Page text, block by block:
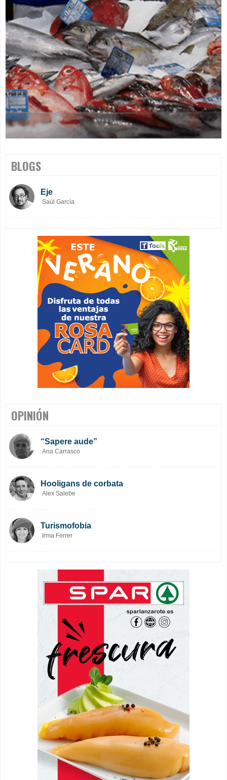
BLOGS
Eje
Saúl García
OPINIÓN
“Sapere aude”
Ana Carrasco
Hooligans de corbata
Alex Salebe
Turismofobia
Irma Ferrer